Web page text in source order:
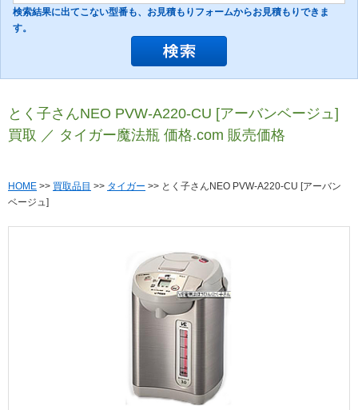
検索結果に出てこない型番も、お見積もりフォームからお見積もりできま
す。
とく子さんNEO PVW-A220-CU [アーバンベージュ]
買取 ／ タイガー魔法瓶 価格.com 販売価格
HOME >> 買取品目 >> タイガー >> とく子さんNEO PVW-A220-CU [アーバン
ベージュ]